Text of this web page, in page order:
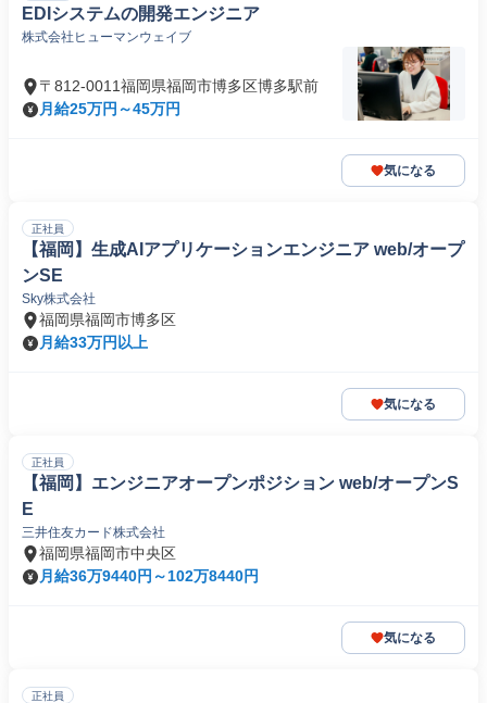
EDIシステムの開発エンジニア
株式会社ヒューマンウェイブ
〒812-0011福岡県福岡市博多区博多駅前
月給25万円～45万円
気になる
正社員
【福岡】生成AIアプリケーションエンジニア web/オープ
ンSE
Sky株式会社
福岡県福岡市博多区
月給33万円以上
気になる
正社員
【福岡】エンジニアオープンポジション web/オープンS
E
三井住友カード株式会社
福岡県福岡市中央区
月給36万9440円～102万8440円
気になる
正社員